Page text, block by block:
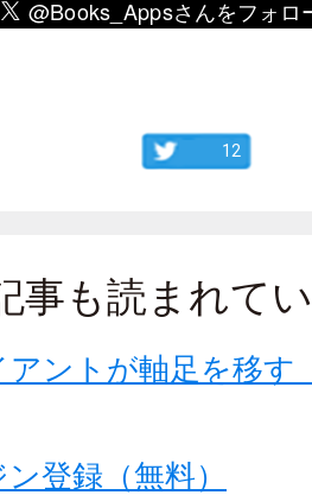
12
事も読まれて
ントが軸足を移す
登録（無料）